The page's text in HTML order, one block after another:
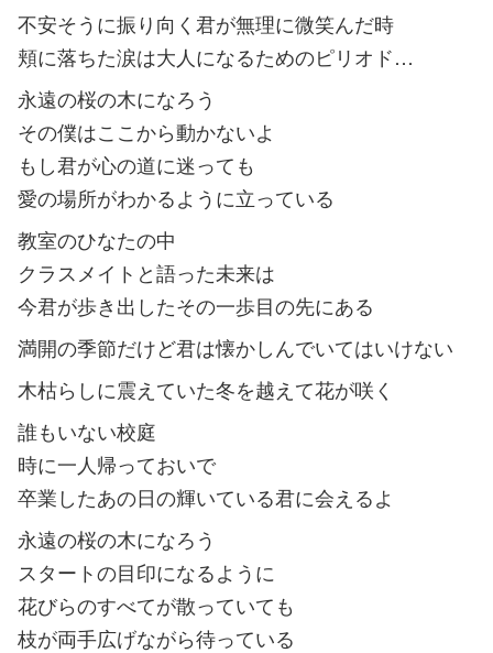
不安そうに振り向く君が無理に微笑んだ時
頬に落ちた涙は大人になるためのピリオド…
永遠の桜の木になろう
その僕はここから動かないよ
もし君が心の道に迷っても
愛の場所がわかるように立っている
教室のひなたの中
クラスメイトと語った未来は
今君が歩き出したその一歩目の先にある
満開の季節だけど君は懐かしんでいてはいけない
木枯らしに震えていた冬を越えて花が咲く
誰もいない校庭
時に一人帰っておいで
卒業したあの日の輝いている君に会えるよ
永遠の桜の木になろう
スタートの目印になるように
花びらのすべてが散っていても
枝が両手広げながら待っている